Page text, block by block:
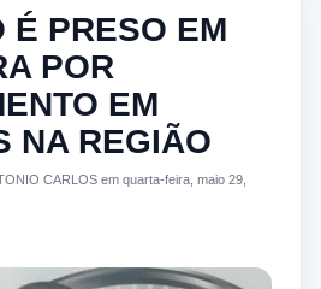
É PRESO EM
POR
EM
NA REGIÃO
CARLOS em quarta-feira, maio 29,